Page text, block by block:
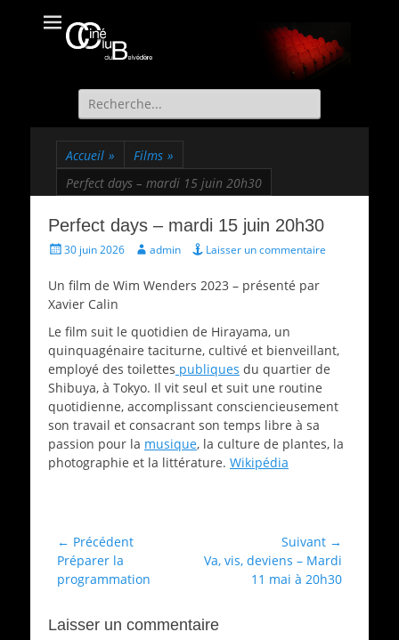
Ciné Club du
Belvédère
Site officiel du Ciné Club de St Martin d'Uriage
Recherche
de:
Accueil » Films »
Perfect days – mardi 15 juin 20h30
Perfect days – mardi 15 juin 20h30
Écrit30 juin 2026 Auteur
admin Laisser un commentaire
Un film de Wim Wenders 2023 – présenté par
Xavier Calin
Le film suit le quotidien de Hirayama, un
quinquagénaire taciturne, cultivé et bienveillant,
employé des toilettes publiques du quartier de
Shibuya, à Tokyo. Il vit seul et suit une routine
quotidienne, accomplissant consciencieusement
son travail et consacrant son temps libre à sa
passion pour la musique, la culture de plantes, la
photographie et la littérature. Wikipédia
Navigation
de
l’article
← Précédent
Article
précédent :
Préparer la
programmation
Suivant →
Article
Va, vis, deviens – Mardi
11 mai à 20h30
Laisser un commentaire